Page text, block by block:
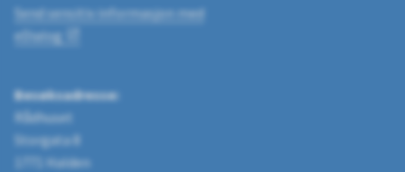
Send sensitiv informasjon med
eDialog
Besøksadresse:
Rådhuset
Storgata 8
1771 Halden